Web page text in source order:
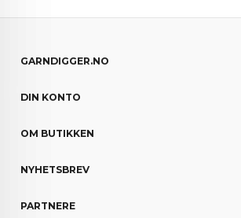
GARNDIGGER.NO
DIN KONTO
OM BUTIKKEN
NYHETSBREV
PARTNERE